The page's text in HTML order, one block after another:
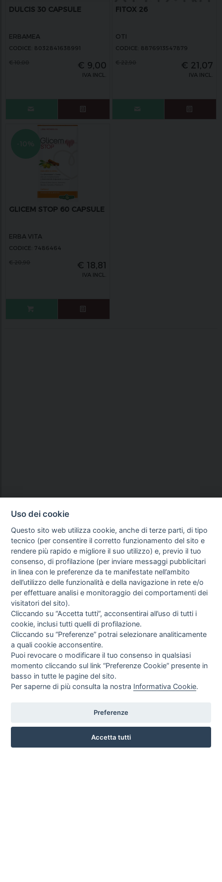
DULCIS 30 CAPSULE
ERBAMEA
CODICE: 8032841638991
€ 9,00
IVA INCL.
FITOX 26
OTI
CODICE: 8876913547879
€ 21,07
IVA INCL.
GLICEM STOP 60 CAPSULE
ERBA VITA
CODICE: 7486464
€ 18,81
IVA INCL.
CORSO ITALIA 97 - 87032 CAMPORA SAN GIOVANNI (CS)
3476518234
Uso dei cookie
Questo sito web utilizza cookie, anche di terze parti, di tipo
tecnico (per consentire il corretto funzionamento del sito e
rendere più rapido e migliore il suo utilizzo) e, previo il tuo
consenso, di profilazione (per inviare messaggi pubblicitari
in linea con le preferenze da te manifestate nell’ambito
dell’utilizzo delle funzionalità e della navigazione in rete e/o
per effettuare analisi e monitoraggio dei comportamenti dei
visitatori del sito).
Cliccando su “Accetta tutti”, acconsentirai all’uso di tutti i
cookie, inclusi tutti quelli di profilazione.
Cliccando su “Preferenze” potrai selezionare analiticamente
a quali cookie acconsentire.
Puoi revocare o modificare il tuo consenso in qualsiasi
momento cliccando sul link “Preferenze Cookie” presente in
basso in tutte le pagine del sito.
Per saperne di più consulta la nostra Informativa Cookie.
Preferenze
Accetta tutti